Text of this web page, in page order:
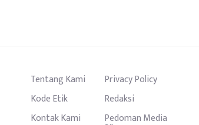
Tentang Kami
Privacy Policy
Kode Etik
Redaksi
Kontak Kami
Pedoman Media